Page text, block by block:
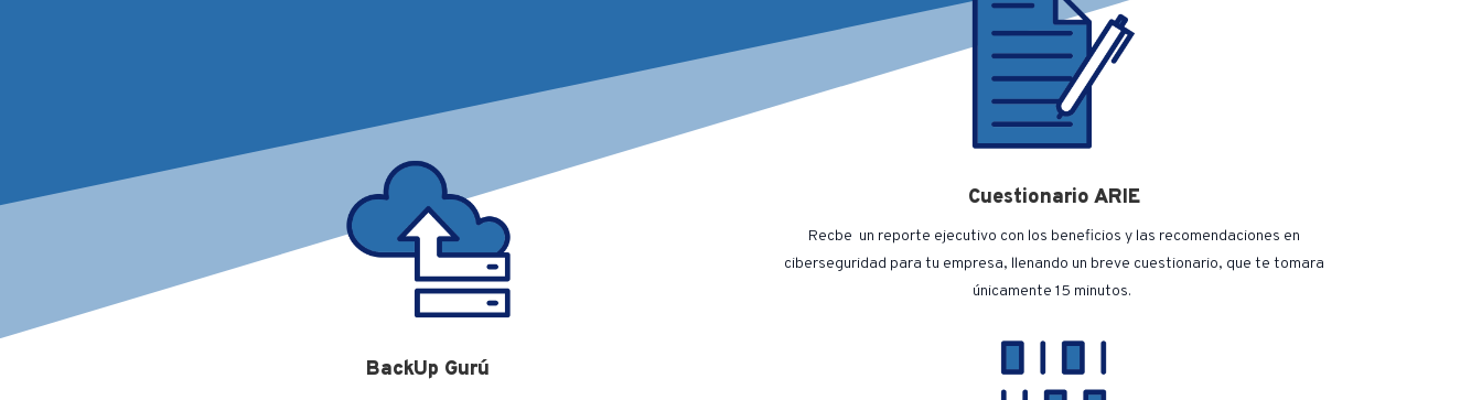
BackUp Gurú
Cuestionario ARIE
Recbe un reporte ejecutivo con los beneficios y las recomendaciones en
ciberseguridad para tu empresa, llenando un breve cuestionario, que te tomara
únicamente 15 minutos.